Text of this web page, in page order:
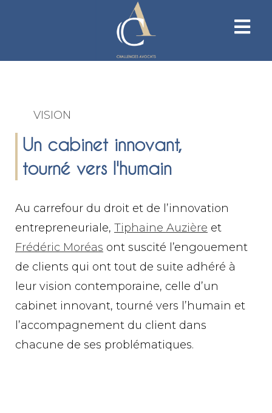
VISION
Un cabinet innovant,
tourné vers l'humain
Au carrefour du droit et de l’innovation
entrepreneuriale, Tiphaine Auzière et
Frédéric Moréas ont suscité l’engouement
de clients qui ont tout de suite adhéré à
leur vision contemporaine, celle d’un
cabinet innovant, tourné vers l’humain et
l’accompagnement du client dans
chacune de ses problématiques.